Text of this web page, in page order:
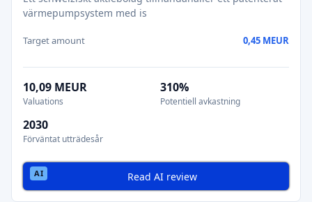
värmepumpsystem med is
Target amount 0,45 MEUR
10,09 MEUR
Valuations
310%
Potentiell avkastning
2030
Förväntat utträdesår
Read AI review